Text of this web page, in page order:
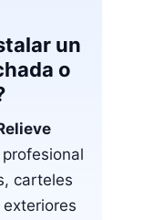
un
o
carteles